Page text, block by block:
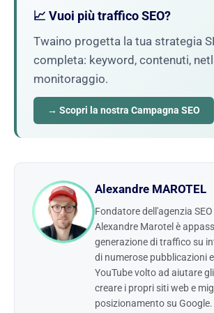
📈 Vuoi più traffico SEO?
Twaino progetta la tua strategia
completa: keyword, contenuti,
monitoraggio.
→ Scopri la nostra Campagna SEO
Alexandre MAROTEL
Fondatore dell'agenzia
Alexandre Marotel è
generazione di traffico su
di numerose pubblicazioni
YouTube volto ad aiutare
creare i propri siti web e
posizionamento su Google.